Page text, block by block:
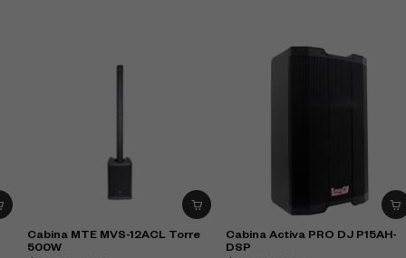
Cabina MTE MVS-12ACL Torre
500W
Cabina Activa PRO DJ P15AH-
DSP